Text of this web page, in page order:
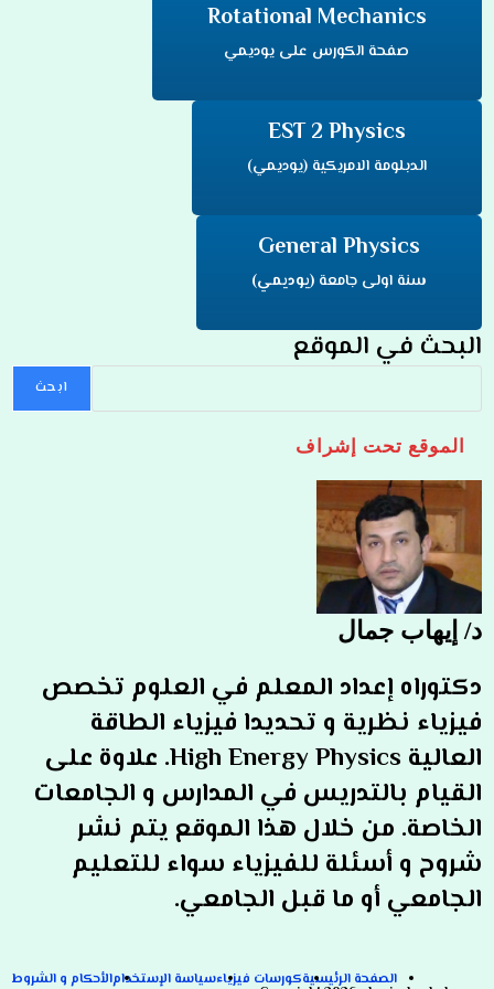
Rotational Mechanics
صفحة الكورس على يوديمي
EST 2 Physics
الدبلومة الامريكية (يوديمي)
General Physics
سنة اولى جامعة (يوديمي)
البحث في الموقع
ابحث
الموقع تحت إشراف
د/ إيهاب جمال
دكتوراه إعداد المعلم في العلوم تخصص
فيزياء نظرية و تحديدا فيزياء الطاقة
العالية High Energy Physics. علاوة على
القيام بالتدريس في المدارس و الجامعات
الخاصة. من خلال هذا الموقع يتم نشر
شروح و أسئلة للفيزياء سواء للتعليم
الجامعي أو ما قبل الجامعي.
الصفحة الرئيسيةكورسات فيزياءسياسة الإستخدامالأحكام و الشروط